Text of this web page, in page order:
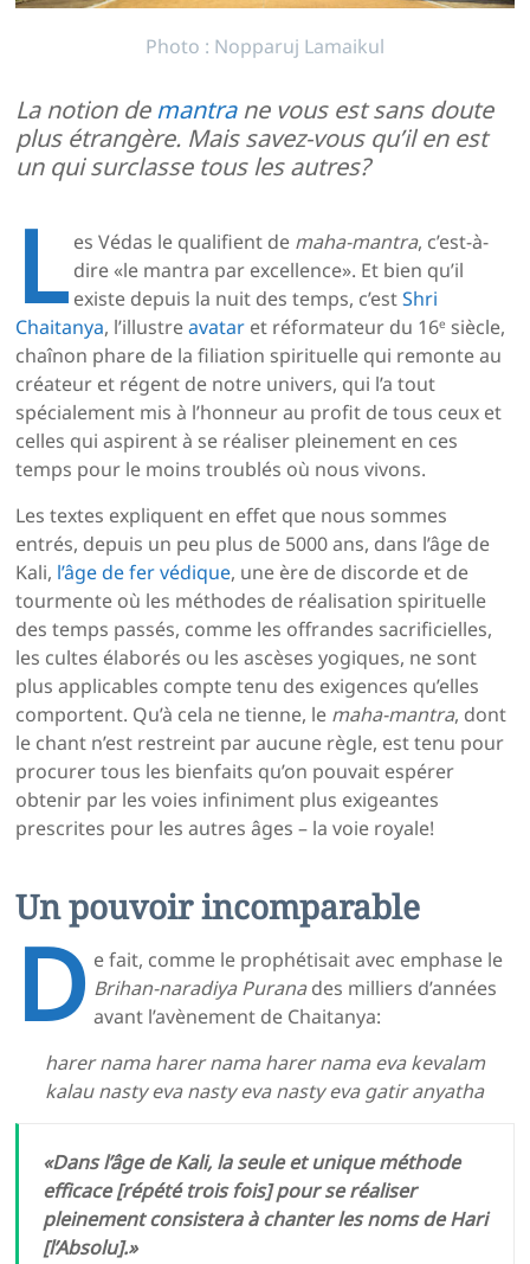
Photo : Nopparuj Lamaikul
La notion demantrane vous est sans doute
plus étrangère. Mais savez-vous qu’il en est
un qui surclasse tous les autres?
L es Védas le qualifient de maha-mantra, c’est-à-
dire «le mantra par excellence». Et bien qu’il
existe depuis la nuit des temps, c’estShri
Chaitanya, l’illustreavatar et réformateur du 16e siècle,
chaînon phare de la filiation spirituelle qui remonte au
créateur et régent de notre univers, qui l’a tout
spécialement mis à l’honneur au profit de tous ceux et
celles qui aspirent à se réaliser pleinement en ces
temps pour le moins troublés où nous vivons.
Les textes expliquent en effet que nous sommes
entrés, depuis un peu plus de 5000 ans, dans l’âge de
Kali, l’âge de fer védique, une ère de discorde et de
tourmente où les méthodes de réalisation spirituelle
des temps passés, comme les offrandes sacrificielles,
les cultes élaborés ou les ascèses yogiques, ne sont
plus applicables compte tenu des exigences qu’elles
comportent. Qu’à cela ne tienne, le maha-mantra, dont
le chant n’est restreint par aucune règle, est tenu pour
procurer tous les bienfaits qu’on pouvait espérer
obtenir par les voies infiniment plus exigeantes
prescrites pour les autres âges – la voie royale!
Un pouvoir incomparable
D e fait, comme le prophétisait avec emphase le
Brihan-naradiya Puranades milliers d’années
avant l’avènement de Chaitanya:
harer nama harer nama harer nama eva kevalam
kalau nasty eva nasty eva nasty eva gatir anyatha
«Dans l’âge de Kali, la seule et unique méthode
efficace [répété trois fois] pour se réaliser
pleinement consistera à chanter les noms de Hari
[l’Absolu].»